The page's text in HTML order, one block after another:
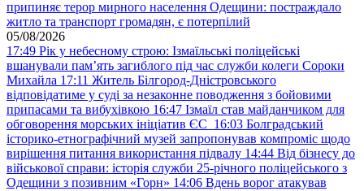
припиняє терор мирного населення Одещини: постраждало
житло та транспорт громадян, є потерпілий
05/08/2026
17:49 Рік у небесному строю: Ізмаїльські поліцейські
вшанували пам’ять загиблого під час служби колеги Сороки
Михайла 17:11 Житель Білгород-Дністровського
відповідатиме у суді за незаконне поводження з бойовими
припасами та вибухівкою 16:47 Ізмаїл став майданчиком для
обговорення морських ініціатив ЄС 16:03 Болградський
історико-етнографічний музей запропонував компроміс щодо
вирішення питання використання підвалу 14:44 Від бізнесу до
військової справи: історія служби 25-річного поліцейського з
Одещини з позивним «Горн» 14:06 Вдень ворог атакував